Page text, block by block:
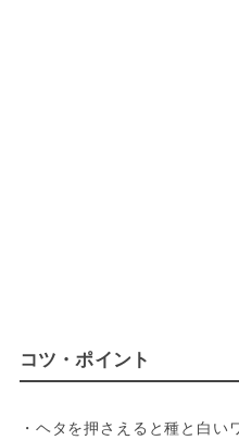
コツ・ポイント
・ヘタを押さえると種と白